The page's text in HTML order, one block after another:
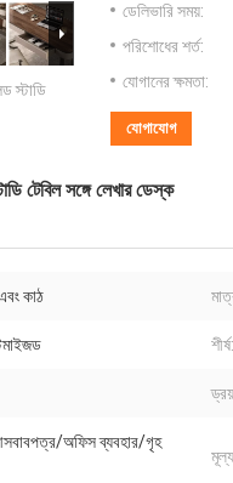
স্টাডি
ডেলিভারি সময়:
পরিশোধের শর্ত:
যোগানের ক্ষমতা:
যোগাযোগ
টেবিল সঙ্গে লেখার ডেস্ক
কাঠ
শীর্ষ:
অফিস ব্যবহার/গৃহ